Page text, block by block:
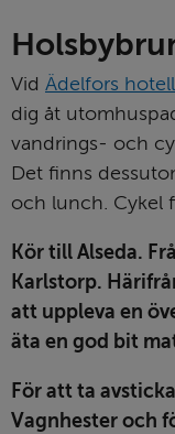
Vid Ädelfors
dig åt
vandrings- och
Det finns
och lunch. Cykel
Kör till Alseda.
Karlstorp.
att uppleva en
äta en god bit
För att ta
Vagnhester och